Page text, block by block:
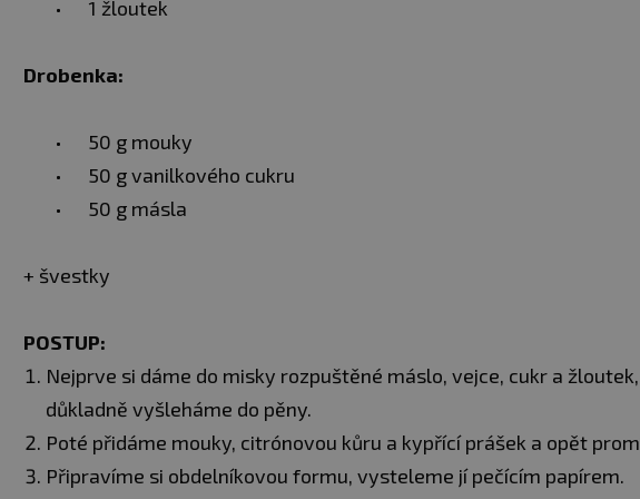
1 žloutek
Drobenka:
50 g mouky
50 g vanilkového cukru
50 g másla
+ švestky
POSTUP:
Nejprve si dáme do misky rozpuštěné máslo, vejce, cukr a
důkladně vyšleháme do pěny.
Poté přidáme mouky, citrónovou kůru a kypřící prášek a opět
Připravíme si obdelníkovou formu, vysteleme jí pečícím papírem.